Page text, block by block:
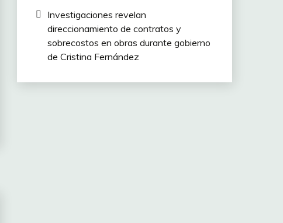
Investigaciones revelan
direccionamiento de contratos y
sobrecostos en obras durante gobierno
de Cristina Fernández